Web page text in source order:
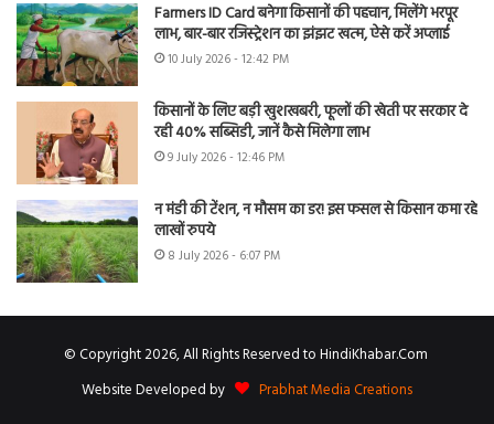
Farmers ID Card बनेगा किसानों की पहचान, मिलेंगे भरपूर
लाभ, बार-बार रजिस्ट्रेशन का झंझट खत्म, ऐसे करें अप्लाई
10 July 2026 - 12:42 PM
किसानों के लिए बड़ी खुशखबरी, फूलों की खेती पर सरकार दे
रही 40% सब्सिडी, जानें कैसे मिलेगा लाभ
9 July 2026 - 12:46 PM
न मंडी की टेंशन, न मौसम का डर! इस फसल से किसान कमा रहे
लाखों रुपये
8 July 2026 - 6:07 PM
© Copyright 2026, All Rights Reserved to HindiKhabar.Com
Website Developed by
Prabhat Media Creations